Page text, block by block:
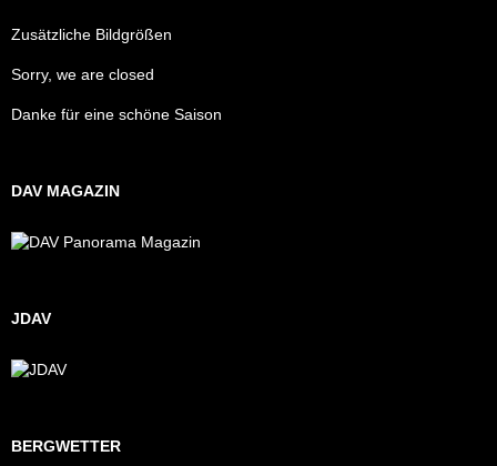
Zusätzliche Bildgrößen
Sorry, we are closed
Danke für eine schöne Saison
DAV MAGAZIN
JDAV
BERGWETTER